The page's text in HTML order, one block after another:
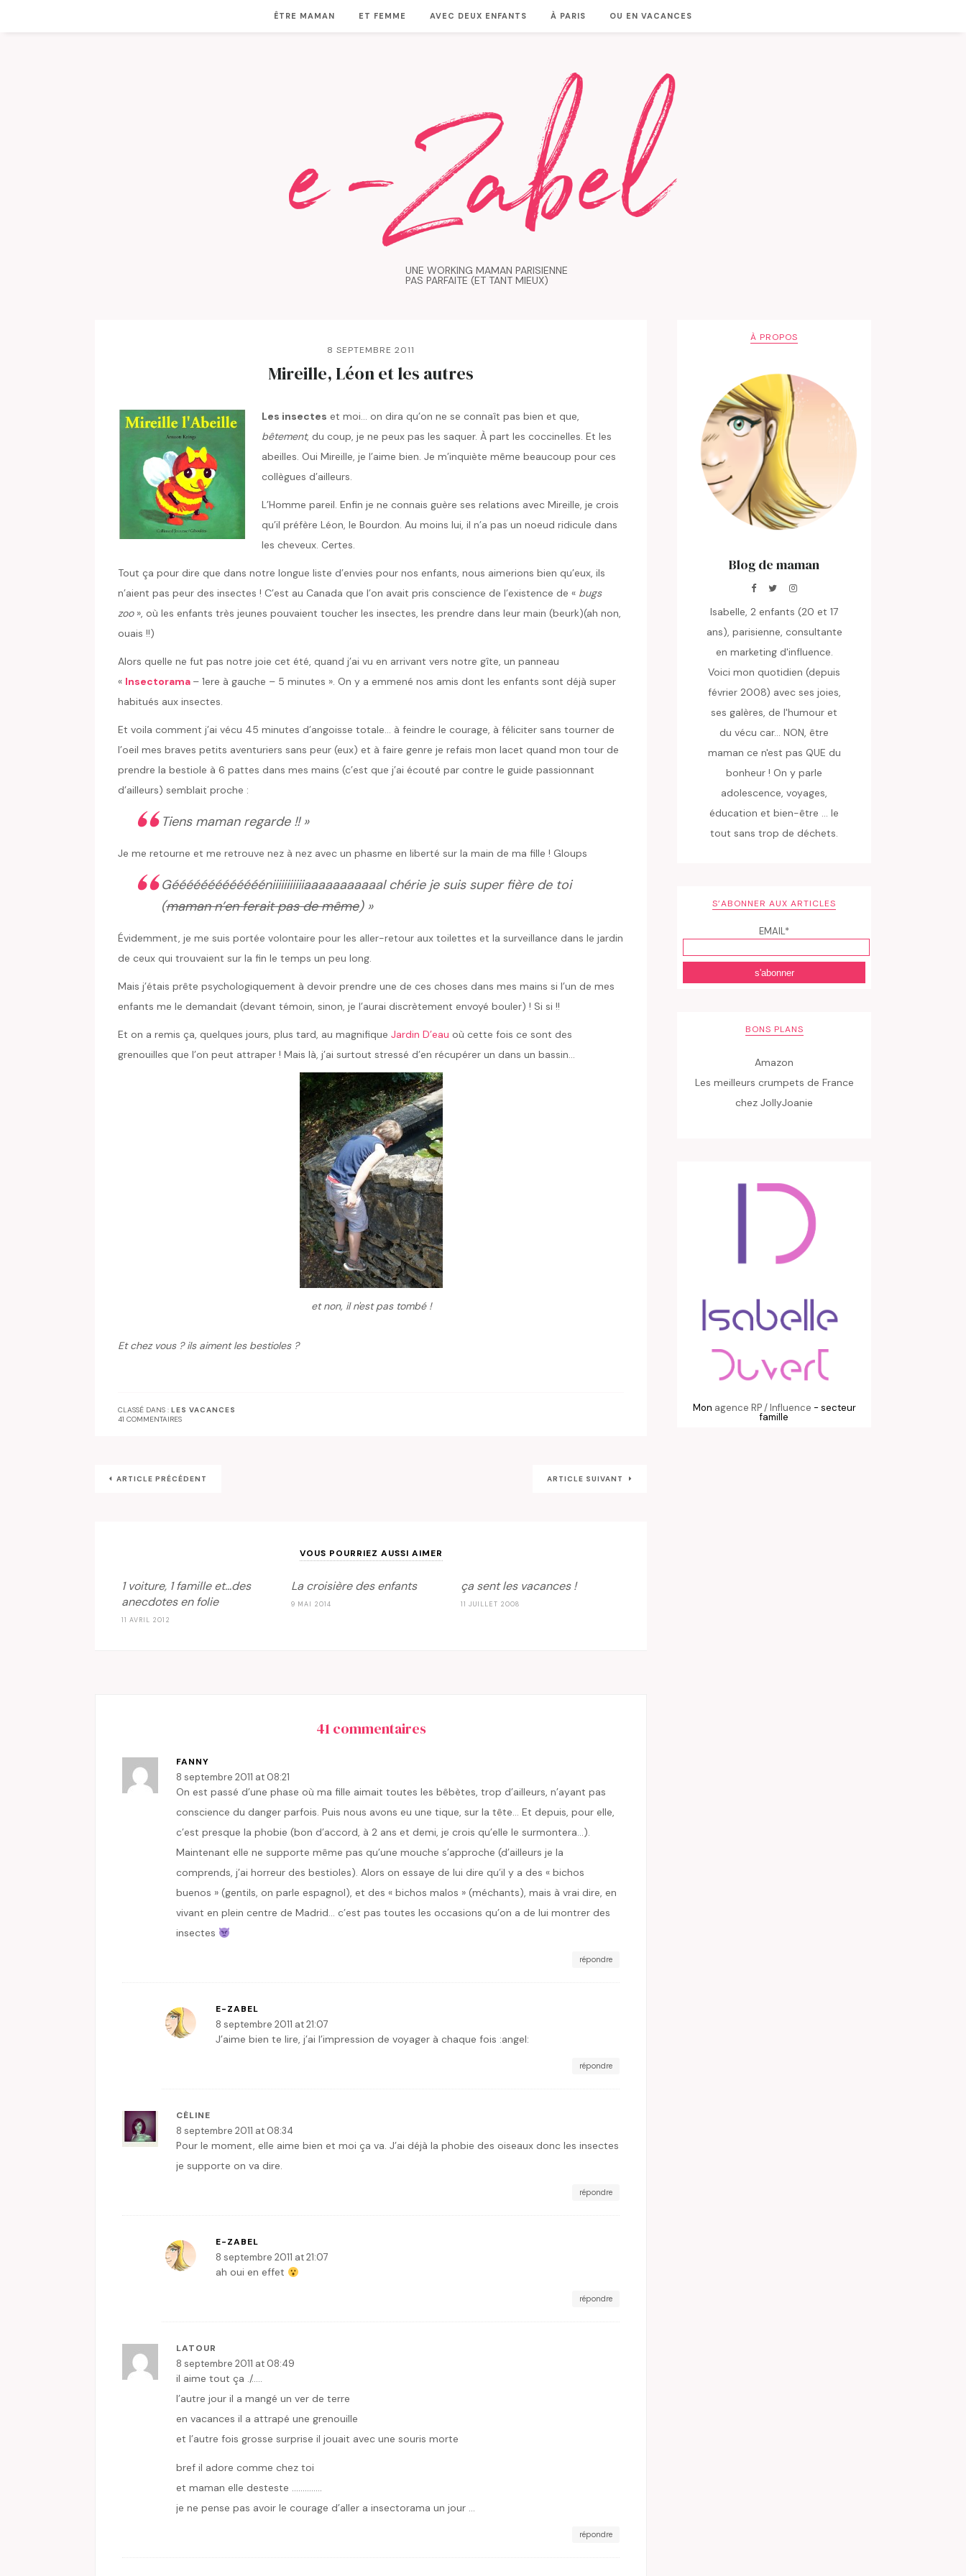
ÊTRE MAMAN ET FEMME AVEC DEUX ENFANTS À PARIS OU EN VACANCES
UNE WORKING MAMAN PARISIENNE
PAS PARFAITE (ET TANT MIEUX)
8 SEPTEMBRE 2011
Mireille, Léon et les autres
Les insectes et moi… on dira qu’on ne se connaît pas bien et que,
bêtement, du coup, je ne peux pas les saquer. À part les coccinelles. Et les
abeilles. Oui Mireille, je l’aime bien. Je m’inquiète même beaucoup pour ces
collègues d’ailleurs.
L’Homme pareil. Enfin je ne connais guère ses relations avec Mireille, je crois
qu’il préfère Léon, le Bourdon. Au moins lui, il n’a pas un noeud ridicule dans
les cheveux. Certes.
Tout ça pour dire que dans notre longue liste d’envies pour nos enfants, nous aimerions bien qu’eux, ils
n’aient pas peur des insectes ! C’est au Canada que l’on avait pris conscience de l’existence de « bugs
zoo», où les enfants très jeunes pouvaient toucher les insectes, les prendre dans leur main (beurk)(ah non,
ouais !!)
Alors quelle ne fut pas notre joie cet été, quand j’ai vu en arrivant vers notre gîte, un panneau
« Insectorama – 1ere à gauche – 5 minutes ». On y a emmené nos amis dont les enfants sont déjà super
habitués aux insectes.
Et voila comment j’ai vécu 45 minutes d’angoisse totale… à feindre le courage, à féliciter sans tourner de
l’oeil mes braves petits aventuriers sans peur (eux) et à faire genre je refais mon lacet quand mon tour de
prendre la bestiole à 6 pattes dans mes mains (c’est que j’ai écouté par contre le guide passionnant
d’ailleurs) semblait proche :
Tiens maman regarde !! »
Je me retourne et me retrouve nez à nez avec un phasme en liberté sur la main de ma fille ! Gloups
Géééééééééééééniiiiiiiiiiiaaaaaaaaaaal chérie je suis super fière de toi
(maman n’en ferait pas de même) »
Évidemment, je me suis portée volontaire pour les aller-retour aux toilettes et la surveillance dans le jardin
de ceux qui trouvaient sur la fin le temps un peu long.
Mais j’étais prête psychologiquement à devoir prendre une de ces choses dans mes mains si l’un de mes
enfants me le demandait (devant témoin, sinon, je l’aurai discrètement envoyé bouler) ! Si si !!
Et on a remis ça, quelques jours, plus tard, au magnifique Jardin D’eau où cette fois ce sont des
grenouilles que l’on peut attraper ! Mais là, j’ai surtout stressé d’en récupérer un dans un bassin…
et non, il n'est pas tombé !
Et chez vous ? ils aiment les bestioles ?
CLASSÉ DANS : LES VACANCES
41 COMMENTAIRES
ARTICLE PRÉCÉDENT ARTICLE SUIVANT
VOUS POURRIEZ AUSSI AIMER
1 voiture, 1 famille et…des
anecdotes en folie
11 AVRIL 2012
La croisière des enfants
9 MAI 2014
ça sent les vacances !
11 JUILLET 2008
41 commentaires
FANNY
8 septembre 2011 at 08:21
On est passé d’une phase où ma fille aimait toutes les bêbètes, trop d’ailleurs, n’ayant pas
conscience du danger parfois. Puis nous avons eu une tique, sur la tête… Et depuis, pour elle,
c’est presque la phobie (bon d’accord, à 2 ans et demi, je crois qu’elle le surmontera…).
Maintenant elle ne supporte même pas qu’une mouche s’approche (d’ailleurs je la
comprends, j’ai horreur des bestioles). Alors on essaye de lui dire qu’il y a des « bichos
buenos » (gentils, on parle espagnol), et des « bichos malos » (méchants), mais à vrai dire, en
vivant en plein centre de Madrid… c’est pas toutes les occasions qu’on a de lui montrer des
insectes
répondre
E-ZABEL
8 septembre 2011 at 21:07
J’aime bien te lire, j’ai l’impression de voyager à chaque fois :angel:
répondre
CÉLINE
8 septembre 2011 at 08:34
Pour le moment, elle aime bien et moi ça va. J’ai déjà la phobie des oiseaux donc les insectes
je supporte on va dire.
répondre
E-ZABEL
8 septembre 2011 at 21:07
ah oui en effet
répondre
LATOUR
8 septembre 2011 at 08:49
il aime tout ça ./…..
l’autre jour il a mangé un ver de terre
en vacances il a attrapé une grenouille
et l’autre fois grosse surprise il jouait avec une souris morte
bref il adore comme chez toi
et maman elle desteste …………..
je ne pense pas avoir le courage d’aller a insectorama un jour …
répondre
À PROPOS
Blog de maman
Isabelle, 2 enfants (20 et 17
ans), parisienne, consultante
en marketing d'influence.
Voici mon quotidien (depuis
février 2008) avec ses joies,
ses galères, de l'humour et
du vécu car... NON, être
maman ce n'est pas QUE du
bonheur ! On y parle
adolescence, voyages,
éducation et bien-être ... le
tout sans trop de déchets.
S’ABONNER AUX ARTICLES
EMAIL*
BONS PLANS
Amazon
Les meilleurs crumpets de France
chez JollyJoanie
Mon agence RP / Influence - secteur
famille